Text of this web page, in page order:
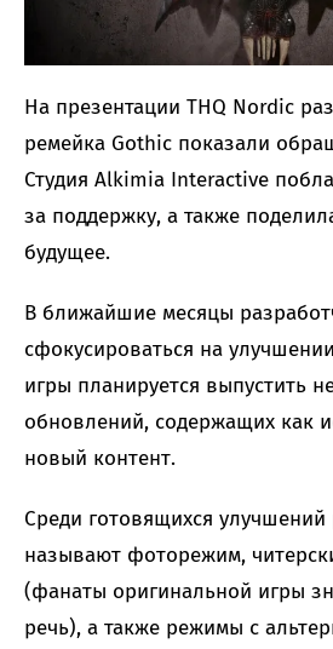
На презентации THQ Nordic
ремейка Gothic показали
Студия Alkimia Interactive
за поддержку, а также
будущее.
В ближайшие месяцы
сфокусироваться на
игры планируется выпустить
обновлений, содержащих как
новый контент.
Среди готовящихся улучшений
называют фоторежим,
(фанаты оригинальной игры
речь), а также режимы с